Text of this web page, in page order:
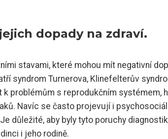
dopady na zdraví.
stavami, které mohou mít negativní
syndrom Turnerova, Klinefelterův
problémům s reprodukčním systémem,
Navíc se často projevují i
důležité, aby byly tyto poruchy
i jeho rodině.